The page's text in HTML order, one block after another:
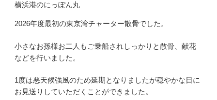
横浜港のにっぽん丸
2026年度最初の東京湾チャーター散骨でした。
小さなお孫様お二人もご乗船されしっかりと散骨、献花
などを行いました。
1度は悪天候強風のため延期となりましたが穏やかな日に
お見送りしていただくことができました。